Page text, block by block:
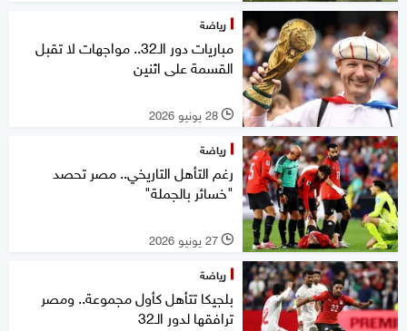
رياضة
مباريات دور الـ32.. مواجهات لا تقبل
القسمة على اثنين
l 28 يونيو 2026
رياضة
رغم التأهل التاريخي.. مصر تحصد
"خسائر بالجملة"
l 27 يونيو 2026
رياضة
بلجيكا تتأهل كأول مجموعة.. ومصر
ترافقها لدور الـ32